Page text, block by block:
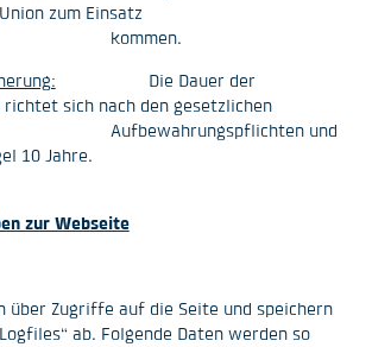
zum Einsatz
Die Dauer der
richtet sich nach den gesetzlichen
und
10 Jahre.
zur Webseite
über Zugriffe auf die Seite und speichern
ab. Folgende Daten werden so